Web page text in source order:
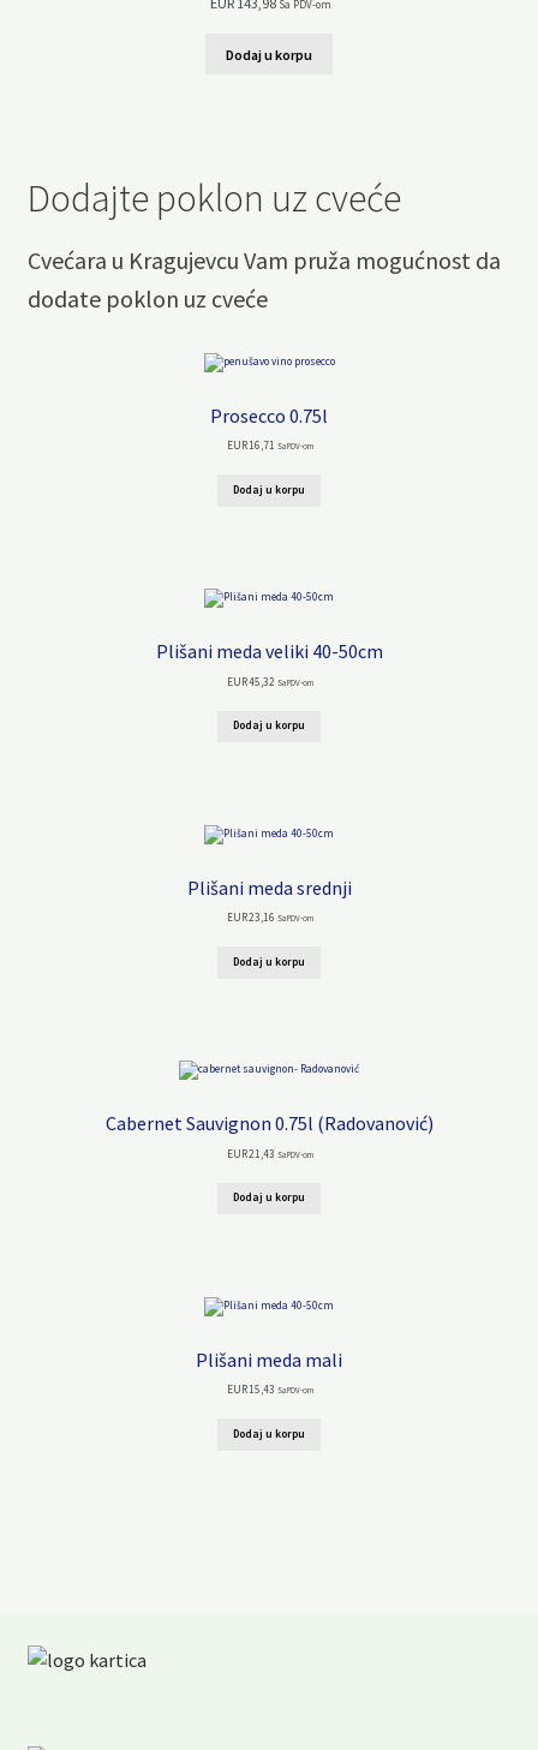
Sa PDV-om
Dodaj u korpu
Dodajte poklon uz cveće
Cvećara u Kragujevcu Vam pruža mogućnost da
dodate poklon uz cveće
Prosecco 0.75l
EUR16,71 Sa PDV-om
Dodaj u korpu
Plišani meda veliki 40-50cm
EUR45,32 Sa PDV-om
Dodaj u korpu
Plišani meda srednji
EUR23,16 Sa PDV-om
Dodaj u korpu
Cabernet Sauvignon 0.75l (Radovanović)
EUR21,43 Sa PDV-om
Dodaj u korpu
Plišani meda mali
EUR15,43 Sa PDV-om
Dodaj u korpu